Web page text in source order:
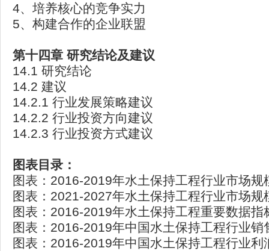
4、培养核心的竞争实力
5、构建合作的企业联盟
第十四章 研究结论及建议
14.1 研究结论
14.2 建议
14.2.1 行业发展策略建议
14.2.2 行业投资方向建议
14.2.3 行业投资方式建议
图表目录：
图表：2016-2019年水土保持工程行业市场规
图表：2021-2027年水土保持工程行业市场规
图表：2016-2019年水土保持工程重要数据指
图表：2016-2019年中国水土保持工程行业销
图表：2016-2019年中国水土保持工程行业利